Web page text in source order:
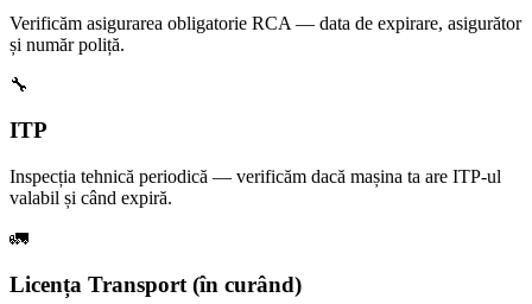
Verificăm asigurarea obligatorie RCA — data de expirare, asigurător
și număr poliță.
🔧
ITP
Inspecția tehnică periodică — verificăm dacă mașina ta are ITP-ul
valabil și când expiră.
🚛
Licența Transport (în curând)